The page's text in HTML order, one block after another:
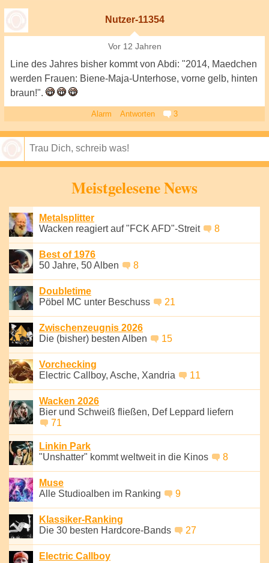
Nutzer-11354
Vor 12 Jahren
Line des Jahres bisher kommt von Abdi: "2014, Maedchen
werden Frauen: Biene-Maja-Unterhose, vorne gelb, hinten
braun!".
Alarm Antworten 3
Meistgelesene News
Metalsplitter
Wacken reagiert auf "FCK AFD"-Streit
8
Best of 1976
50 Jahre, 50 Alben
8
Doubletime
Pöbel MC unter Beschuss
21
Zwischenzeugnis 2026
Die (bisher) besten Alben
15
Vorchecking
Electric Callboy, Asche, Xandria
11
Wacken 2026
Bier und Schweiß fließen, Def Leppard liefern
71
Linkin Park
"Unshatter" kommt weltweit in die Kinos
8
Muse
Alle Studioalben im Ranking
9
Klassiker-Ranking
Die 30 besten Hardcore-Bands
27
Electric Callboy